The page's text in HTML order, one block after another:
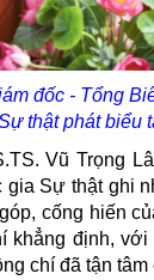
đốc - Tổng
thật phát biểu
Vũ Trọng
gia Sự thật ghi
cống hiến
khẳng định,
chí đã tận